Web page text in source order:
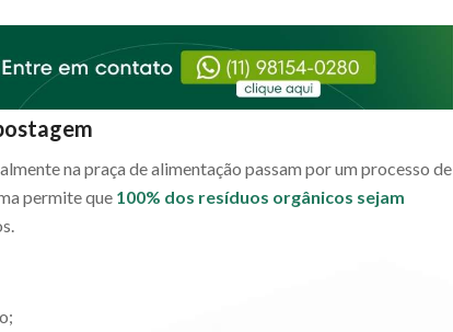
na praça de alimentação passam por um processo de
permite que 100% dos resíduos orgânicos sejam